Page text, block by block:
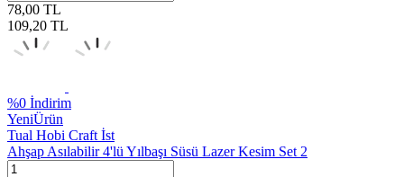
78,00 TL
109,20 TL
%0 İndirim
YeniÜrün
Tual Hobi Craft İst
Ahşap Asılabilir 4'lü Yılbaşı Süsü Lazer Kesim Set 2